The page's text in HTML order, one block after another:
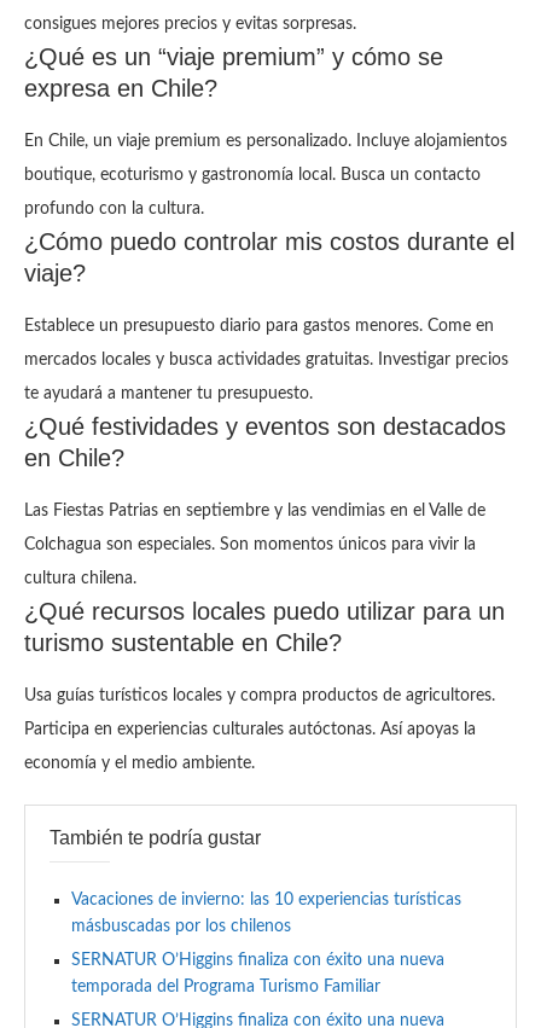
consigues mejores precios y evitas sorpresas.
¿Qué es un “viaje premium” y cómo se
expresa en Chile?
En Chile, un viaje premium es personalizado. Incluye alojamientos
boutique, ecoturismo y gastronomía local. Busca un contacto
profundo con la cultura.
¿Cómo puedo controlar mis costos durante el
viaje?
Establece un presupuesto diario para gastos menores. Come en
mercados locales y busca actividades gratuitas. Investigar precios
te ayudará a mantener tu presupuesto.
¿Qué festividades y eventos son destacados
en Chile?
Las Fiestas Patrias en septiembre y las vendimias en el Valle de
Colchagua son especiales. Son momentos únicos para vivir la
cultura chilena.
¿Qué recursos locales puedo utilizar para un
turismo sustentable en Chile?
Usa guías turísticos locales y compra productos de agricultores.
Participa en experiencias culturales autóctonas. Así apoyas la
economía y el medio ambiente.
También te podría gustar
Vacaciones de invierno: las 10 experiencias turísticas
másbuscadas por los chilenos
SERNATUR O’Higgins finaliza con éxito una nueva
temporada del Programa Turismo Familiar
SERNATUR O’Higgins finaliza con éxito una nueva